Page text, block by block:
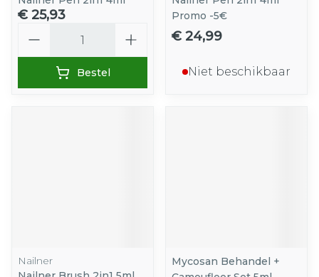
€ 25,93
Bestel
Promo -5€
€ 24,99
Niet beschikbaar
Nailner
Mycosan Behandel +